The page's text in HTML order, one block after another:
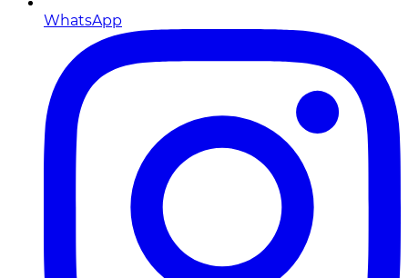
WhatsApp